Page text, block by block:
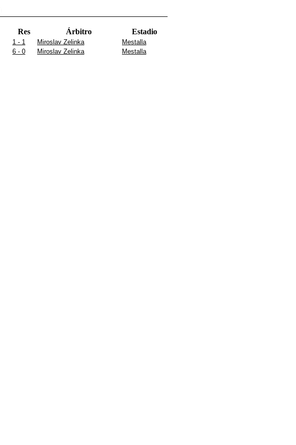
Res Árbitro Estadio
1 - 1 Miroslav Zelinka Mestalla
6 - 0 Miroslav Zelinka Mestalla